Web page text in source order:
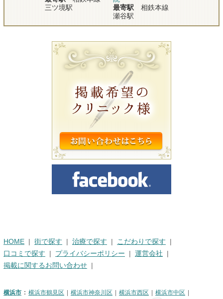
三ツ境駅
最寄駅 相鉄本線
瀬谷駅
HOME 街で探す 治療で探す
こだわりで探す
口コミで探す
プライバシーポリシー
運営会社
掲載に関するお問い合わせ
横浜市 横浜市鶴見区 横浜市神奈川区 横浜市西区 横浜市中区